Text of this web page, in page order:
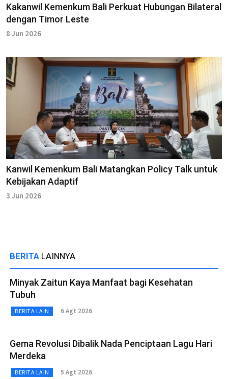
Kakanwil Kemenkum Bali Perkuat Hubungan Bilateral
dengan Timor Leste
8 Jun 2026
Kanwil Kemenkum Bali Matangkan Policy Talk untuk
Kebijakan Adaptif
3 Jun 2026
BERITA LAINNYA
Minyak Zaitun Kaya Manfaat bagi Kesehatan
Tubuh
BERITA LAIN 6 Agt 2026
Gema Revolusi Dibalik Nada Penciptaan Lagu Hari
Merdeka
BERITA LAIN 5 Agt 2026